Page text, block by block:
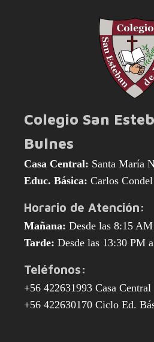
Colegio San
Bulnes
Casa Central: Santa María
Educ. Básica: Carlos
Horario de Atención:
Mañana: Desde las 8:15
Tarde: Desde las 13:30 PM
Teléfonos:
+56 422631993 Casa Central
+56 422630170 Ciclo Ed.